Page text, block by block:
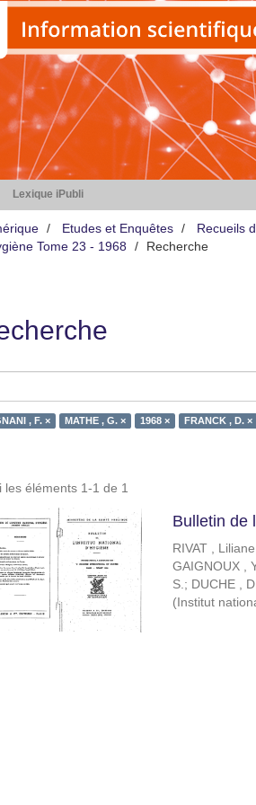
Lexique iPubli
Etudes et Enquêtes
Recueils
Tome 23 - 1968
Recherche
, F. × MATHE , G. × 1968 × FRANCK , D. ×
les éléments 1-1 de 1
Bulletin de
RIVAT , Liliane
GAIGNOUX ,
S.; DUCHE ,
(Institut